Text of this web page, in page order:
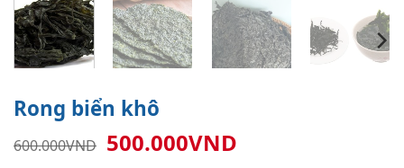
Rong biển khô
600.000VND Giá
500.000VNDGiá